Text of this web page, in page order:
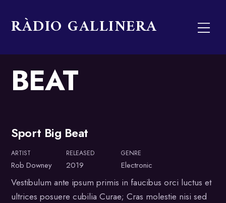
content
RÀDIO GALLINERA Menu
BEAT
Album
Sport Big Beat
ARTIST
Rob Downey
RELEASED
2019
GENRE
Electronic
Vestibulum ante ipsum primis in faucibus orci luctus et
ultrices posuere cubilia Curae; Cras molestie nisi sed